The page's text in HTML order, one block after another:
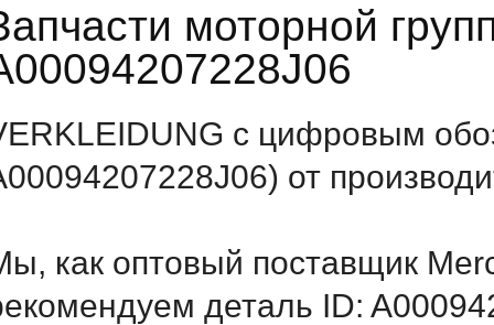
моторной
с цифровым
от
как оптовый поставщик
деталь ID: